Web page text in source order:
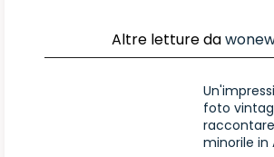
Altre letture da
foto
minorile in